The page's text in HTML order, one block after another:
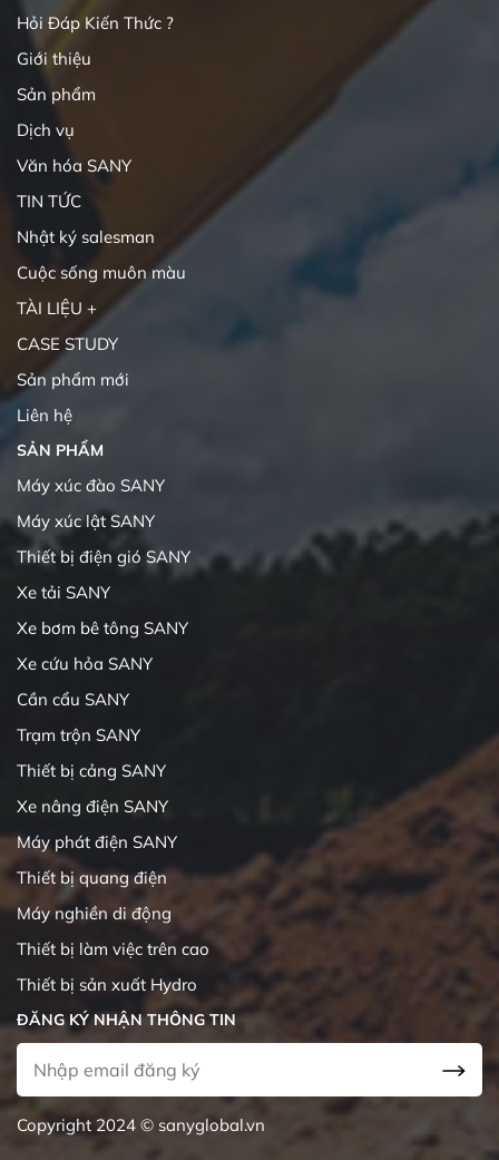
Hỏi Đáp Kiến Thức ?
Giới thiệu
Sản phẩm
Dịch vụ
Văn hóa SANY
TIN TỨC
Nhật ký salesman
Cuộc sống muôn màu
TÀI LIỆU +
CASE STUDY
Sản phẩm mới
Liên hệ
SẢN PHẨM
Máy xúc đào SANY
Máy xúc lật SANY
Thiết bị điện gió SANY
Xe tải SANY
Xe bơm bê tông SANY
Xe cứu hỏa SANY
Cần cẩu SANY
Trạm trộn SANY
Thiết bị cảng SANY
Xe nâng điện SANY
Máy phát điện SANY
Thiết bị quang điện
Máy nghiền di động
Thiết bị làm việc trên cao
Thiết bị sản xuất Hydro
ĐĂNG KÝ NHẬN THÔNG TIN
Copyright 2024 © sanyglobal.vn